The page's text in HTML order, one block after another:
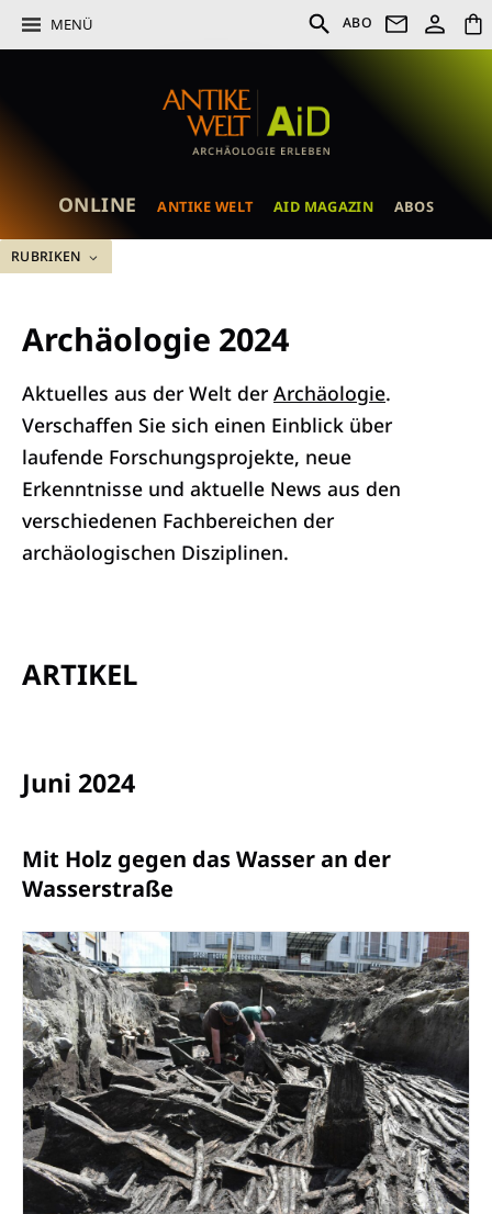
MENÜ ABO
ONLINE ANTIKE WELT AID MAGAZIN ABOS
RUBRIKEN
Archäologie 2024
Aktuelles aus der Welt der Archäologie.
Verschaffen Sie sich einen Einblick über
laufende Forschungsprojekte, neue
Erkenntnisse und aktuelle News aus den
verschiedenen Fachbereichen der
archäologischen Disziplinen.
ARTIKEL
Juni 2024
Mit Holz gegen das Wasser an der
Wasserstraße